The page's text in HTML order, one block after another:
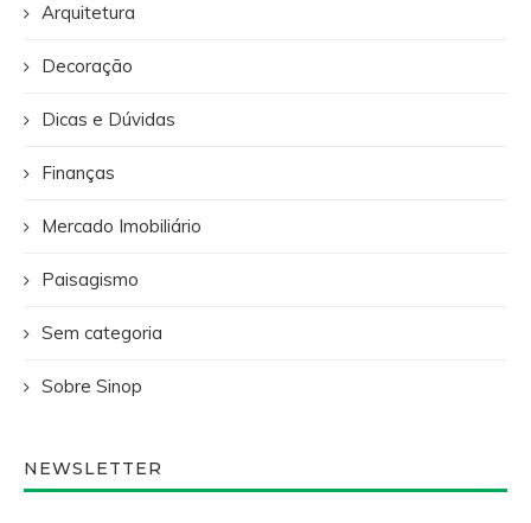
Arquitetura
Decoração
Dicas e Dúvidas
Finanças
Mercado Imobiliário
Paisagismo
Sem categoria
Sobre Sinop
NEWSLETTER